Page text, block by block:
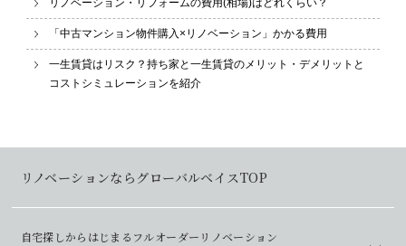
リノベーション・リフォームの費用(相場)はどれくらい？
「中古マンション物件購入×リノベーション」かかる費用
一生賃貸はリスク？持ち家と一生賃貸のメリット・デメリットと
コストシミュレーションを紹介
リノベーションならグローバルベイスTOP
自宅探しからはじまるフルオーダーリノベーション